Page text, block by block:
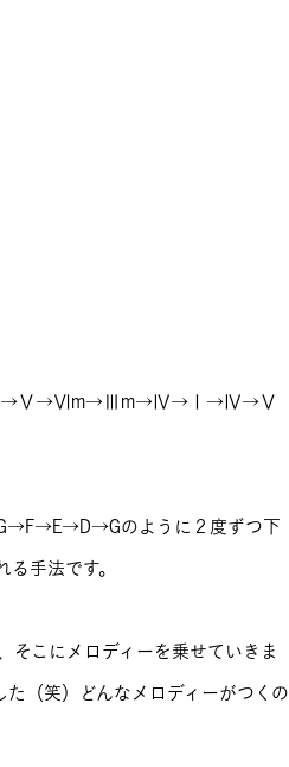
ているⅠ→Ⅴ→Ⅵm→Ⅲm→Ⅳ→Ⅰ→Ⅳ→Ⅴ
のように２度ずつ下
手法です。
そこにメロディーを乗せていきま
（笑）どんなメロディーがつくの